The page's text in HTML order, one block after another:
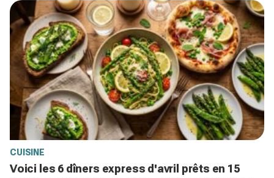
CUISINE
Voici les 6 dîners express d'avril prêts en 15